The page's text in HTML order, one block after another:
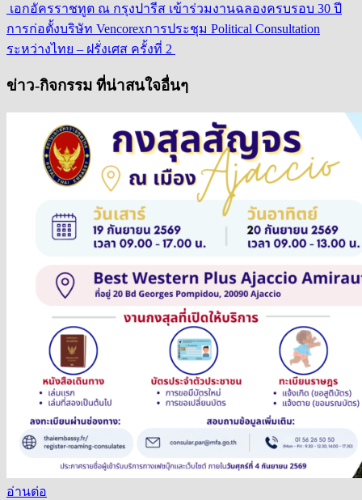
เอกอัครราชทูต ณ กรุงปารีส เข้าร่วมงานฉลองครบรอบ 30 ปี
การก่อตั้งบริษัท Vencorexการประชุม Political Consultation
ระหว่างไทย – ฝรั่งเศส ครั้งที่ 2
ข่าว-กิจกรรม ที่น่าสนใจอื่นๆ
อ่านต่อ